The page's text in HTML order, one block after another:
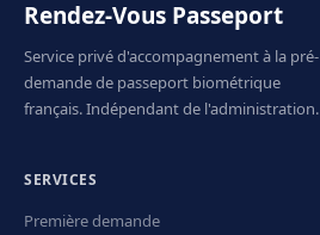
Rendez-Vous Passeport
Service privé d'accompagnement à la pré-
demande de passeport biométrique
français. Indépendant de l'administration.
SERVICES
Première demande